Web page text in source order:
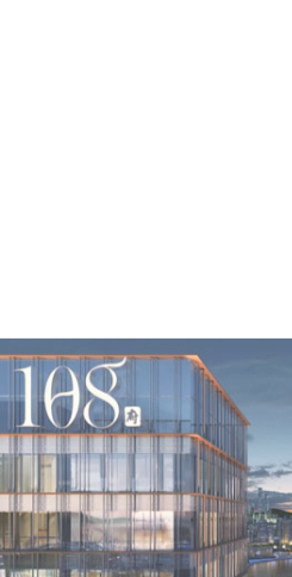
地产动画·韶关保利大都会